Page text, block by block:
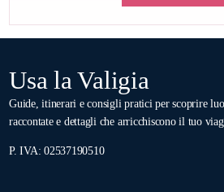
Usa la Valigia
Guide, itinerari e consigli pratici per scoprire
raccontate e dettagli che arricchiscono il tuo
P. IVA: 02537190510